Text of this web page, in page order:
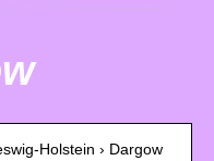
Holstein › Dargow